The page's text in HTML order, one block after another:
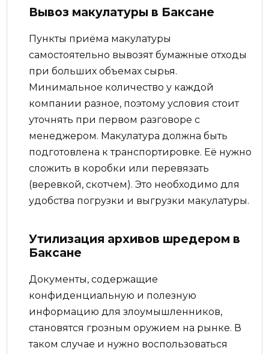
Вывоз макулатуры в Баксане
Пункты приёма макулатуры
самостоятельно вывозят бумажные отходы
при больших объемах сырья.
Минимальное количество у каждой
компании разное, поэтому условия стоит
уточнять при первом разговоре с
менеджером. Макулатура должна быть
подготовлена к транспортировке. Её нужно
сложить в коробки или перевязать
(веревкой, скотчем). Это необходимо для
удобства погрузки и выгрузки макулатуры.
Утилизация архивов шредером в
Баксане
Документы, содержащие
конфиденциальную и полезную
информацию для злоумышленников,
становятся грозным оружием на рынке. В
таком случае и нужно воспользоваться